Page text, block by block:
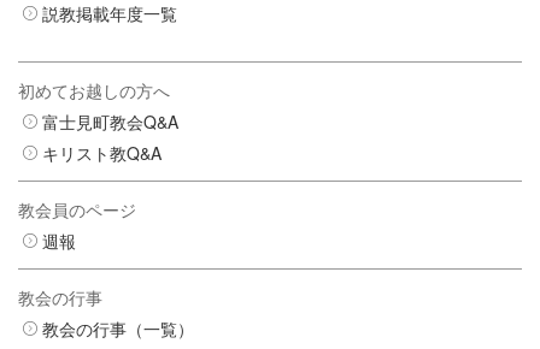
説教掲載年度一覧
初めてお越しの方へ
富士見町教会Q&A
キリスト教Q&A
教会員のページ
週報
教会の行事
教会の行事（一覧）